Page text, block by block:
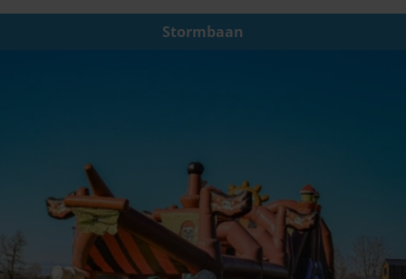
Stormbaan